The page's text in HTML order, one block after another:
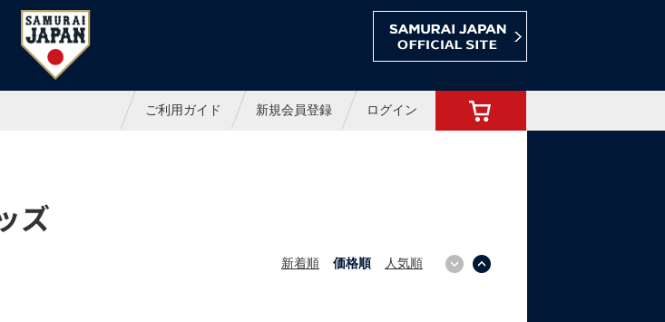
ャルオンラインショップ
ご利用ガイド 新規会員登録 ログイン
ズ
新着順 価格順 人気順